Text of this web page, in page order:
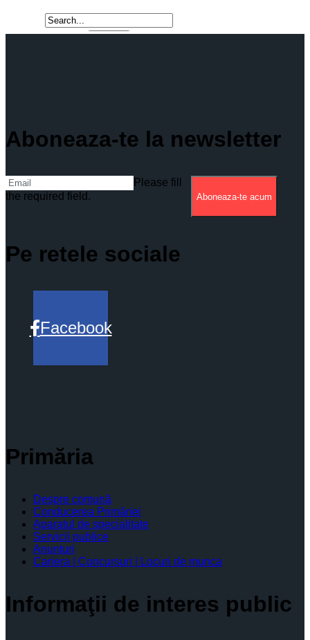
Aboneaza-te la newsletter
Please fill
the required field.
Aboneaza-te acum
Pe retele sociale
Facebook
Primăria
Despre comună
Conducerea Primăriei
Aparatul de specialitate
Servicii publice
Anunturi
Cariera | Concursuri | Locuri de munca
Informaţii de interes public